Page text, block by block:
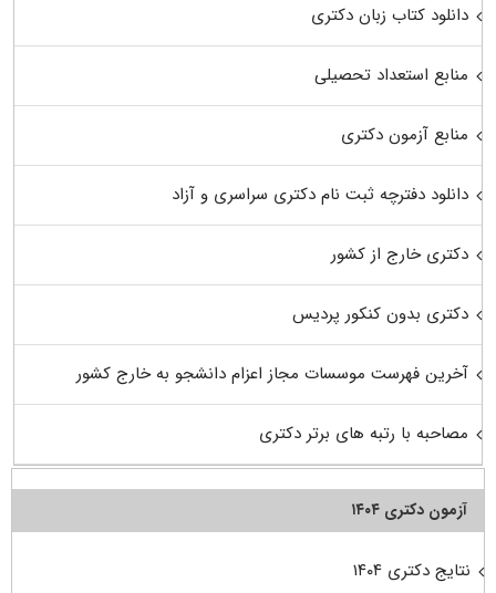
دانلود کتاب زبان دکتری
منابع استعداد تحصیلی
منابع آزمون دکتری
دانلود دفترچه ثبت نام دکتری سراسری و آزاد
دکتری خارج از کشور
دکتری بدون کنکور پردیس
آخرین فهرست موسسات مجاز اعزام دانشجو به خارج کشور
مصاحبه با رتبه های برتر دکتری
آزمون دکتری ۱۴۰۴
نتایج دکتری ۱۴۰۴